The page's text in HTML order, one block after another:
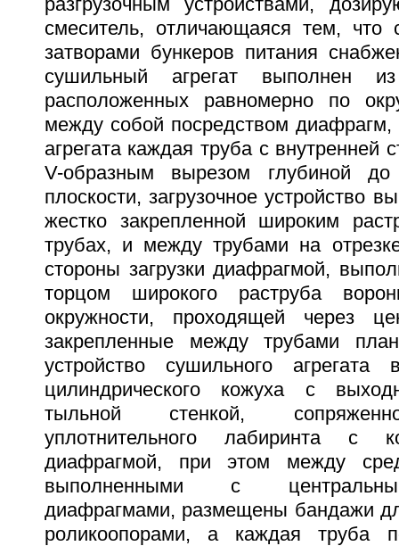
разгрузочным устройствами,
смеситель, отличающаяся тем, что
затворами бункеров питания
сушильный агрегат выполнен
расположенных равномерно по
между собой посредством диафрагм,
агрегата каждая труба с внутренней
V-образным вырезом глубиной до
плоскости, загрузочное устройство
жестко закрепленной широким
трубах, и между трубами на
стороны загрузки диафрагмой,
торцом широкого раструба
окружности, проходящей через
закрепленные между трубами
устройство сушильного
цилиндрического кожуха с
тыльной стенкой,
уплотнительного лабиринта с
диафрагмой, при этом между
выполненными с
диафрагмами, размещены бандажи
роликоопорами, а каждая труба